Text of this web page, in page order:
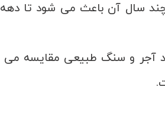
سال آن باعث می شود تا
آجر و سنگ طبیعی مقایسه می